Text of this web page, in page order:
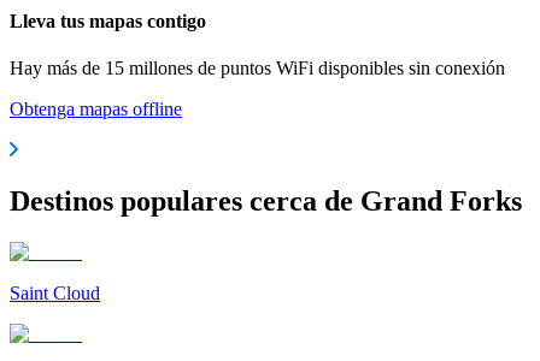
Lleva tus mapas contigo
Hay más de 15 millones de puntos WiFi disponibles sin conexión
Obtenga mapas offline
Destinos populares cerca de Grand Forks
Saint Cloud